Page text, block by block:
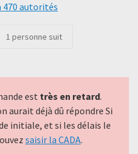
470 autorités
1 personne suit
est très en retard.
aurait déjà dû répondre Si
initiale, et si les délais le
saisir la CADA.